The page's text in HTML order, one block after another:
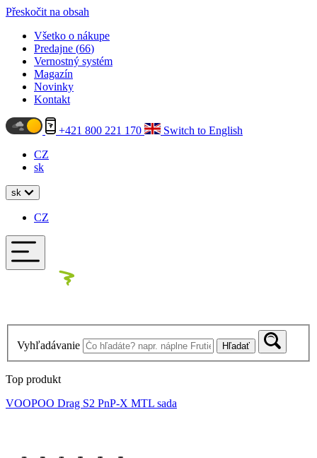
Přeskočit na obsah
Všetko o nákupe
Predajne (66)
Vernostný systém
Magazín
Novinky
Kontakt
+421 800 221 170
Switch to English
CZ
sk
sk
CZ
Vyhľadávanie Hľadať
Top produkt
VOOPOO Drag S2 PnP-X MTL sada